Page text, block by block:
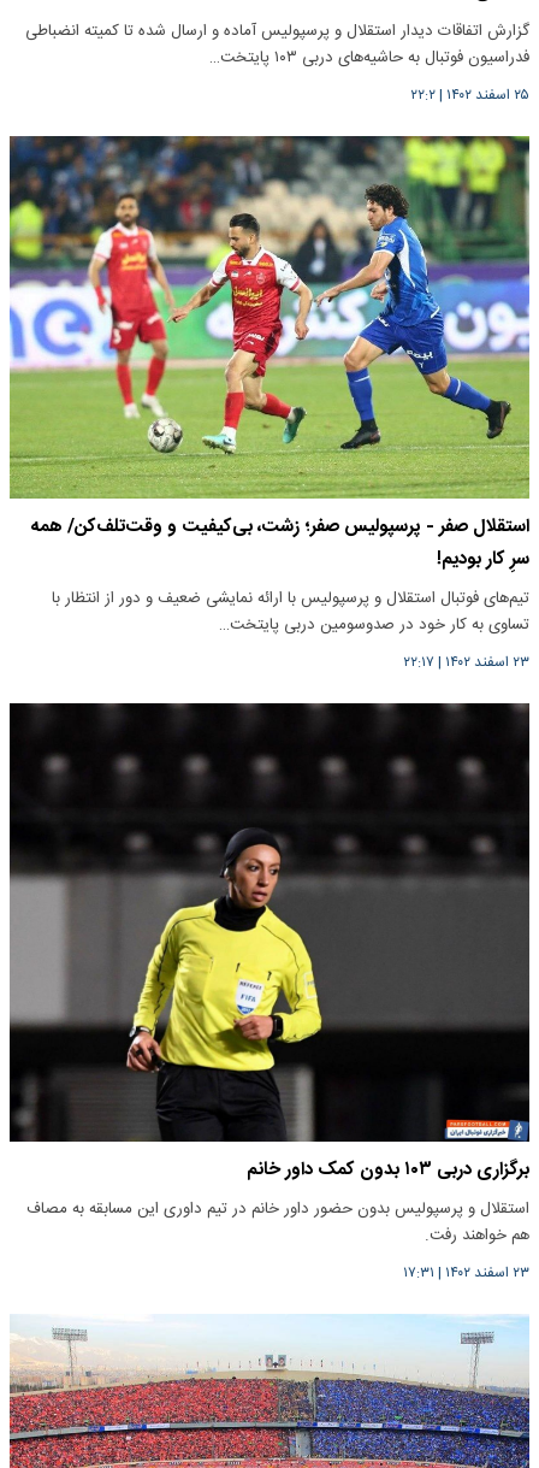
گزارش اتفاقات دیدار استقلال و پرسپولیس آماده و ارسال شده تا کمیته انضباطی
فدراسیون فوتبال به حاشیه‌های دربی ۱۰۳ پایتخت…
۲۵ اسفند ۱۴۰۲ |۲۲:۲
استقلال صفر - پرسپولیس صفر؛ زشت، بی‌کیفیت و وقت‌تلف‌کن/ همه
سرِ کار بودیم!
تیم‌های فوتبال استقلال و پرسپولیس با ارائه نمایشی ضعیف و دور از انتظار با
تساوی به کار خود در صدوسومین دربی پایتخت…
۲۳ اسفند ۱۴۰۲ | ۲۲:۱۷
برگزاری دربی ۱۰۳ بدون کمک داور خانم
استقلال و پرسپولیس بدون حضور داور خانم در تیم داوری این مسابقه به مصاف
هم خواهند رفت.
۲۳ اسفند ۱۴۰۲ | ۱۷:۳۱